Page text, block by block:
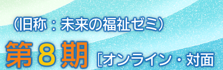
（旧称：未来の福祉ゼミ）
第８期［オンライン・対面